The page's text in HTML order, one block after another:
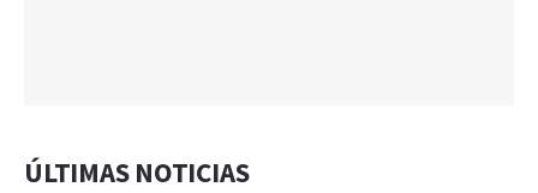
ÚLTIMAS NOTICIAS